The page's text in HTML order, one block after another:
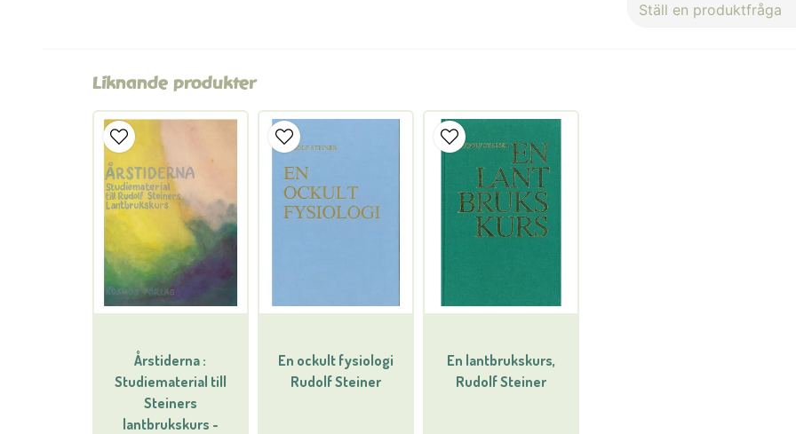
Ställ en produktfråga
Liknande produkter
Årstiderna :
Studiematerial till
Steiners
lantbrukskurs -
En ockult fysiologi
Rudolf Steiner
En lantbrukskurs,
Rudolf Steiner